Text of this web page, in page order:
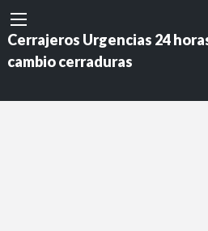
Cerrajeros Urgencias 24
cambio cerraduras